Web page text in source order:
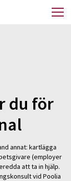
du för
annat: kartlägga
(employer
att ta in hjälp.
vid Poolia